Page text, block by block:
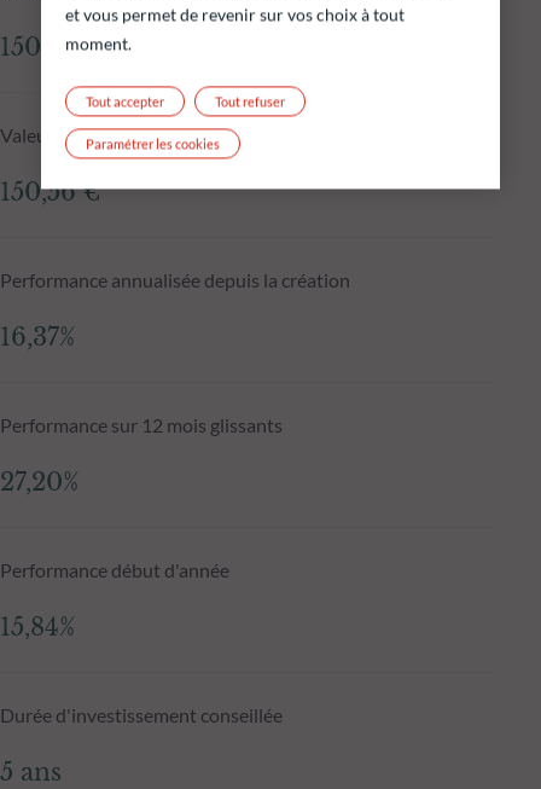
150,11 €
Valeur liquidative J-1
150,56 €
Performance annualisée depuis la création
16,37%
Performance sur 12 mois glissants
27,20%
Performance début d'année
15,84%
Durée d'investissement conseillée
5 ans
et vous permet de revenir sur vos choix à tout
moment.
Tout refuser
Tout accepter
Paramétrer les cookies